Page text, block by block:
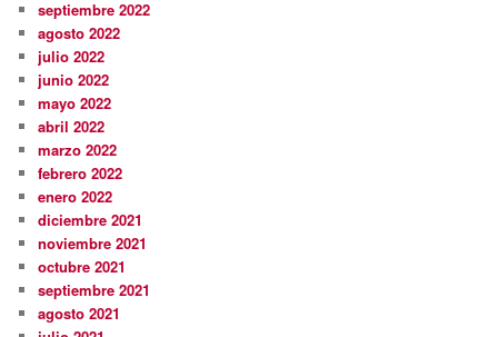
septiembre 2022
agosto 2022
julio 2022
junio 2022
mayo 2022
abril 2022
marzo 2022
febrero 2022
enero 2022
diciembre 2021
noviembre 2021
octubre 2021
septiembre 2021
agosto 2021